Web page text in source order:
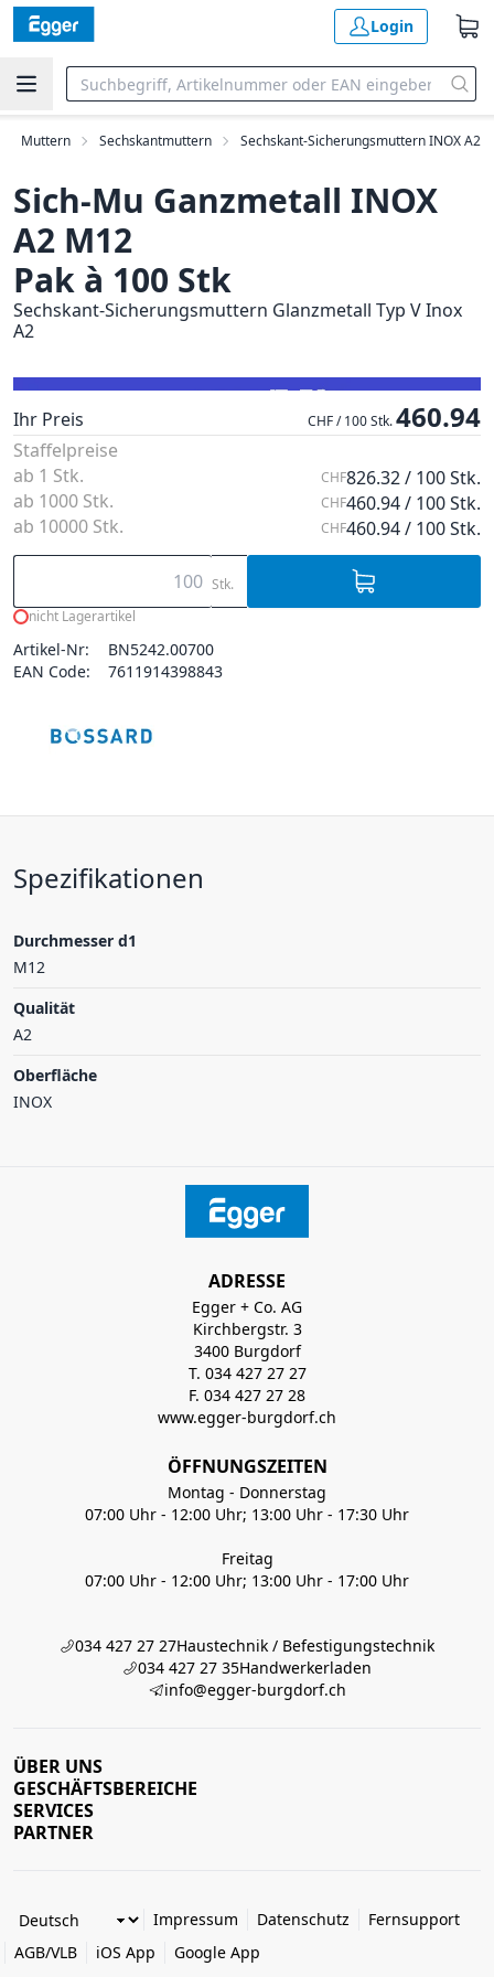
Login
Muttern Sechskantmuttern Sechskant-Sicherungsmuttern INOX A2
Sich-Mu Ganzmetall INOX
A2 M12
Pak à 100 Stk
Sechskant-Sicherungsmuttern Glanzmetall Typ V Inox
A2
Ihr Preis CHF / 100 Stk.460.94
Staffelpreise
ab 1 Stk.
CHF826.32 / 100 Stk.
ab 1000 Stk.
CHF460.94 / 100 Stk.
ab 10000 Stk.
CHF460.94 / 100 Stk.
Stk.
nicht Lagerartikel
Artikel-Nr:
BN5242.00700
EAN Code:
7611914398843
Spezifikationen
Durchmesser d1
M12
Qualität
A2
Oberfläche
INOX
ADRESSE
Egger + Co. AG
Kirchbergstr. 3
3400 Burgdorf
T. 034 427 27 27
F. 034 427 27 28
www.egger-burgdorf.ch
ÖFFNUNGSZEITEN
Montag - Donnerstag
07:00 Uhr - 12:00 Uhr; 13:00 Uhr - 17:30 Uhr
Freitag
07:00 Uhr - 12:00 Uhr; 13:00 Uhr - 17:00 Uhr
034 427 27 27Haustechnik / Befestigungstechnik
034 427 27 35Handwerkerladen
info@egger-burgdorf.ch
ÜBER UNS
GESCHÄFTSBEREICHE
SERVICES
PARTNER
Impressum Datenschutz
Fernsupport
AGB/VLB
iOS App Google App